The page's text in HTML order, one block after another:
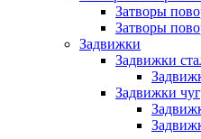
Затворы
Затворы
Задвижки
Задвижки
Задвижки